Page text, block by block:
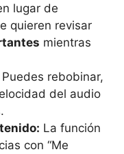
lugar de
quieren revisar
mientras
Puedes rebobinar,
del audio
La función
con “Me